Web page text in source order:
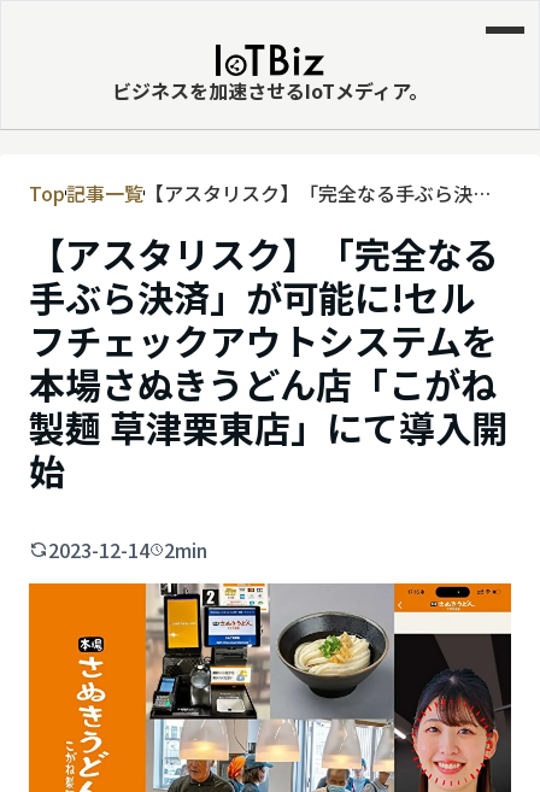
ビジネスを加速させるIoTメディア。
MVNE
エッジ
LPWA
DaaS
IaaS
PaaS
ビッグデータ
MVNO
スマート漁業
クラウド
Top記事一覧 【アスタリスク】「完全なる手ぶら決
テムを本場さぬきうどん店「こがね製麺
草津栗東店」にて導入開始
【アスタリスク】「完全なる
手ぶら決済」が可能に!セル
フチェックアウトシステムを
本場さぬきうどん店「こがね
製麺 草津栗東店」にて導入開
始
2023-12-14 2min